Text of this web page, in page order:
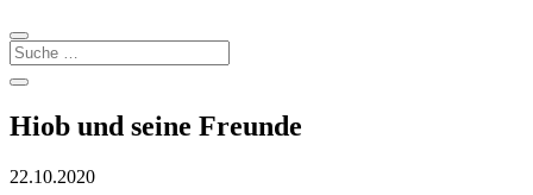
Hiob und seine Freunde
22.10.2020